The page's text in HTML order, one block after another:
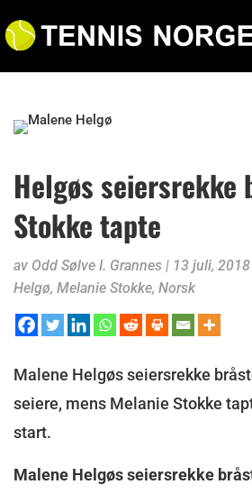
Helgøs seiersrekke
Stokke tapte
av Odd Sølve I. Grannes | 13 juli,
Helgø, Melanie Stokke, Norsk
Malene Helgøs seiersrekke
seiere, mens Melanie Stokke
start.
Malene Helgøs seiersrekke